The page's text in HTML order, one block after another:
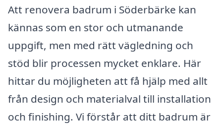
Att renovera badrum i Söderbärke kan
kännas som en stor och utmanande
uppgift, men med rätt vägledning och
stöd blir processen mycket enklare. Här
hittar du möjligheten att få hjälp med allt
från design och materialval till installation
och finishing. Vi förstår att ditt badrum är